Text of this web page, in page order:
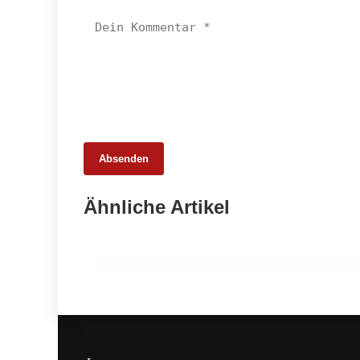
Absenden
Ähnliche Artikel
65 Millionen Euro Umsatz in der